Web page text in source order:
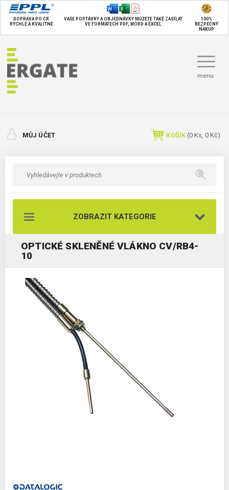
DOPRAVA PO ČR
RYCHLE A KVALITNĚ
VAŠE POPTÁVKY A OBJEDNÁVKY MŮŽETE TAKÉ ZASÍLAT
VE FORMÁTECH PDF, WORD A EXCEL
100%
BEZPEČNÝ
NÁKUP
menu
MŮJ ÚČET KOŠÍK (0 Ks, 0 Kč)
ZOBRAZIT KATEGORIE
OPTICKÉ SKLENĚNÉ VLÁKNO CV/RB4-
10